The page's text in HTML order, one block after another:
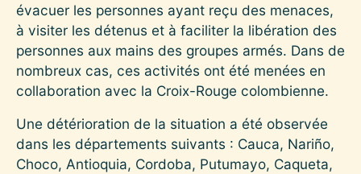
évacuer les personnes ayant reçu des menaces,
à visiter les détenus et à faciliter la libération des
personnes aux mains des groupes armés. Dans de
nombreux cas, ces activités ont été menées en
collaboration avec la Croix-Rouge colombienne.
Une détérioration de la situation a été observée
dans les départements suivants : Cauca, Nariño,
Choco, Antioquia, Cordoba, Putumayo, Caqueta,